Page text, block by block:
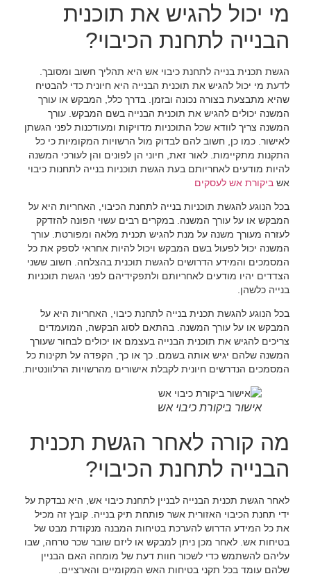
מי יכול להגיש את תוכנית
הבנייה לתחנת הכיבוי?
הגשת תכנית בנייה לתחנת כיבוי אש היא תהליך חשוב ומסובך.
לדעת מי יכול להגיש את תוכנית הבנייה היא חיונית כדי להבטיח
שהיא מתבצעת בצורה נכונה ובזמן. בדרך כלל, המבקש או עורך
המשנה יכולים להגיש את תוכנית הבנייה בשם המבקש. עורך
המשנה צריך לוודא שכל התוכניות מדויקות ומעודכנות לפני הגשתן
לאישור. כמו כן, חשוב להם לבדוק מול הרשויות המקומיות כי כל
התקנות מתקיימות. לאור זאת, חיוני הן לפונים והן לעורכי המשנה
להיות מודעים לאחריותם בעת הגשת תוכניות בנייה לתחנות כיבוי
אשביקורת אש לעסקים
בכל הנוגע להגשת תוכניות בנייה לתחנת הכיבוי, האחריות היא על
המבקש או על עורך המשנה. במקרים רבים עשוי הפונה להזדקק
לעזרה מעורך משנה על מנת להגיש תכנית מלאה ומפורטת. עורך
המשנה יכול לפעול בשם המבקש ויכול להיות אחראי לספק את כל
המסמכים והמידע הדרושים להגשת תוכנית בהצלחה. חשוב ששני
הצדדים יהיו מודעים לאחריותם ולתפקידיהם לפני הגשת תוכניות
בנייה כלשהן.
בכל הנוגע להגשת תכנית בנייה לתחנת כיבוי, האחריות היא על
המבקש או על עורך המשנה. בהתאם לסוג הבקשה, המועמדים
צריכים להגיש את תוכנית הבנייה בעצמם או יכולים לבחור שעורך
המשנה שלהם יגיש אותה בשמם. כך או כך, הקפדה על תקינות כל
המסמכים הנדרשים חיונית לקבלת אישורים מהרשויות הרלוונטיות.
אישור ביקורת כיבוי אש
מה קורה לאחר הגשת תכנית
הבנייה לתחנת הכיבוי?
לאחר הגשת תכנית הבנייה לבניין לתחנת כיבוי אש, היא נבדקת על
ידי תחנת הכיבוי האזורית אשר פותחת תיק בנייה. קובץ זה מכיל
את כל המידע הדרוש להערכת בטיחות המבנה מנקודת מבט של
בטיחות אש. לאחר מכן ניתן למבקש או ליזם שובר שכר טרחה, שבו
עליהם להשתמש כדי לשכור חוות דעת של מומחה האם הבניין
שלהם עומד בכל תקני בטיחות האש המקומיים והארציים.